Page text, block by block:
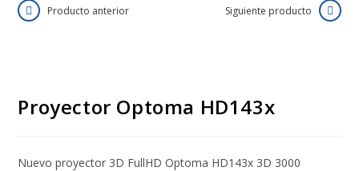
Producto anterior Siguiente producto
Proyector Optoma HD143x
Nuevo proyector 3D FullHD Optoma HD143x 3D 3000